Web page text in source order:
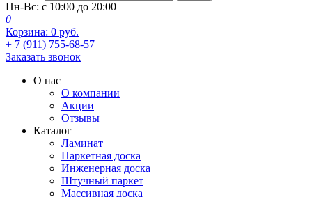
Пн-Вс: с 10:00 до 20:00
0
Корзина: 0 руб.
+ 7 (911) 755-68-57
Заказать звонок
О нас
О компании
Акции
Отзывы
Каталог
Ламинат
Паркетная доска
Инженерная доска
Штучный паркет
Массивная доска